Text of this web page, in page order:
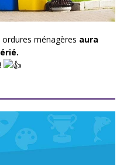
ménagères aura